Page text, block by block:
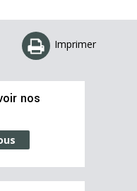
Imprimer
nos